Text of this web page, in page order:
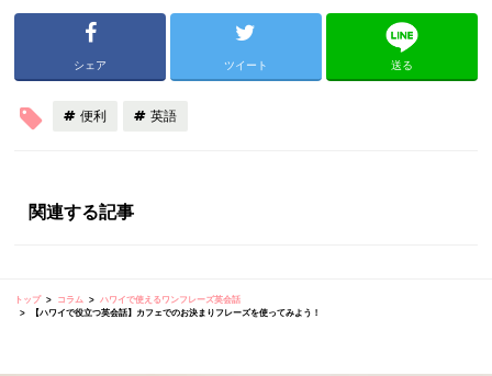
シェア ツイート 送る
便利 英語
関連する記事
トップ コラム
ハワイで使えるワンフレーズ英会話
【ハワイで役立つ英会話】カフェでのお決まりフレーズを使ってみよう！